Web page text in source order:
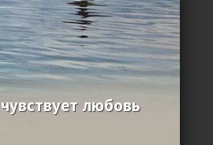
любовь